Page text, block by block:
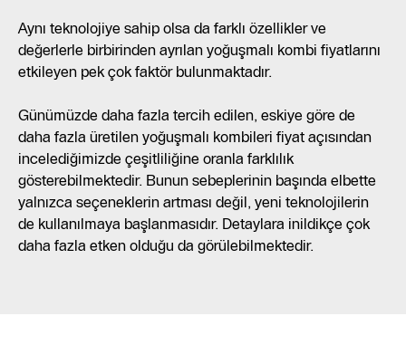
Aynı teknolojiye sahip olsa da farklı özellikler ve
değerlerle birbirinden ayrılan yoğuşmalı kombi fiyatlarını
etkileyen pek çok faktör bulunmaktadır.
Günümüzde daha fazla tercih edilen, eskiye göre de
daha fazla üretilen yoğuşmalı kombileri fiyat açısından
incelediğimizde çeşitliliğine oranla farklılık
gösterebilmektedir. Bunun sebeplerinin başında elbette
yalnızca seçeneklerin artması değil, yeni teknolojilerin
de kullanılmaya başlanmasıdır. Detaylara inildikçe çok
daha fazla etken olduğu da görülebilmektedir.